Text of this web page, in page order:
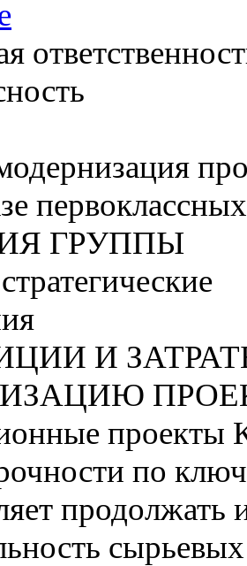
ГРУППЫ
И
проекты
по
продолжать